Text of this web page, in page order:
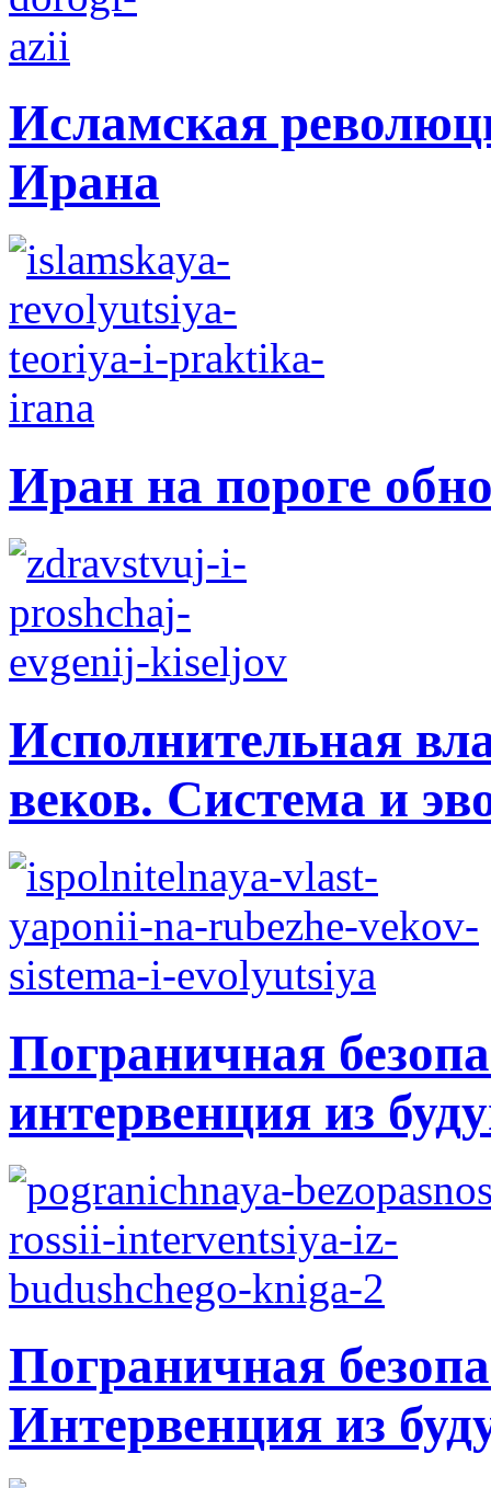
Исламская
Ирана
Иран на пороге
Исполнительная
веков. Система и
Пограничная
интервенция из
Пограничная
Интервенция из